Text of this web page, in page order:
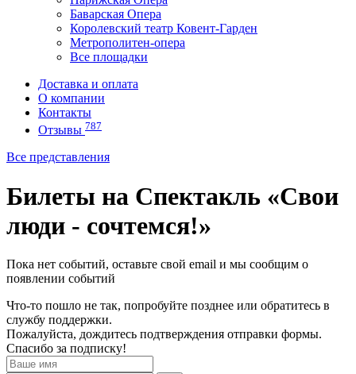
Баварская Опера
Королевский театр Ковент-Гарден
Метрополитен-опера
Все площадки
Доставка и оплата
О компании
Контакты
Отзывы 787
Все представления
Билеты на Спектакль «Свои
люди - сочтемся!»
Пока нет событий, оставьте свой email и мы сообщим о
появлении событий
Что-то пошло не так, попробуйте позднее или обратитесь в
службу поддержки.
Пожалуйста, дождитесь подтверждения отправки формы.
Спасибо за подписку!